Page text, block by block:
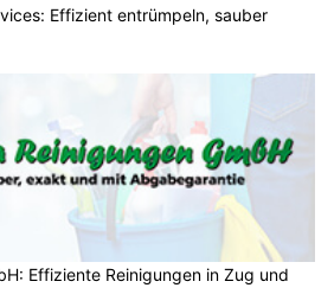
Effizient entrümpeln, sauber
Effiziente Reinigungen in Zug und